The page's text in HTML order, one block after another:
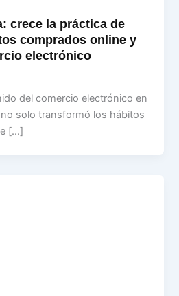
crece la práctica de
comprados online y
electrónico
del comercio electrónico en
solo transformó los hábitos
[…]